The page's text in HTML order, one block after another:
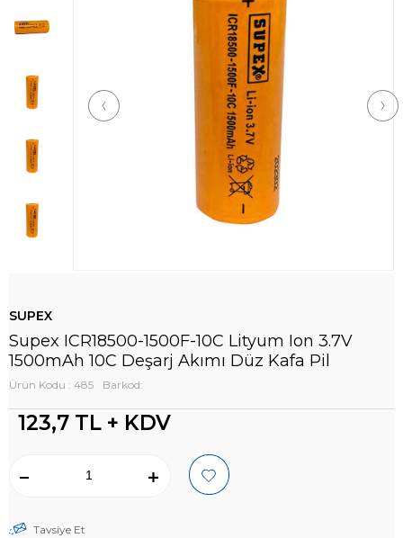
SUPEX
Supex ICR18500-1500F-10C Lityum Ion 3.7V
1500mAh 10C Deşarj Akımı Düz Kafa Pil
Ürün Kodu : 485 Barkod:
123,7 TL + KDV
Tavsiye Et